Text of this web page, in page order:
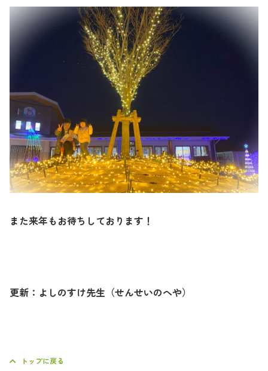
また来年もお待ちしております！
更新：よしのすけ先生（せんせいのへや）
トップに戻る